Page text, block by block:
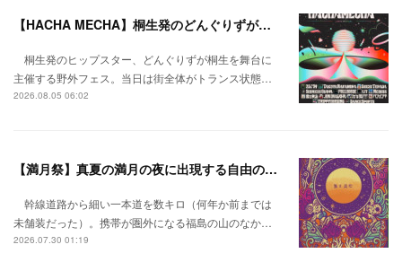
【HACHA MECHA】桐生発のどんぐりずが桐生をハチャメチャに彩る。
桐生発のヒップスター、どんぐりずが桐生を舞台に
主催する野外フェス。当日は街全体がトランス状態…
2026.08.05 06:02
【満月祭】真夏の満月の夜に出現する自由の桃源郷。
幹線道路から細い一本道を数キロ（何年か前までは
未舗装だった）。携帯が圏外になる福島の山のなか…
2026.07.30 01:19